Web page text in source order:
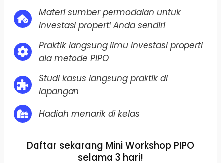
Materi sumber permodalan untuk
investasi properti Anda sendiri
Praktik langsung ilmu investasi properti
ala metode PIPO
Studi kasus langsung praktik di
lapangan
Hadiah menarik di kelas
Daftar sekarang Mini Workshop PIPO
selama 3 hari!